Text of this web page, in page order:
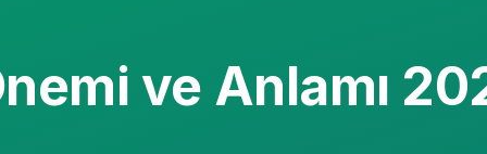
ve Anlamı